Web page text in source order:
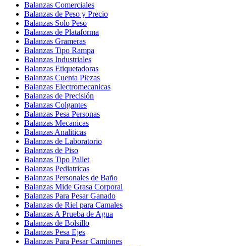
Balanzas Comerciales
Balanzas de Peso y Precio
Balanzas Solo Peso
Balanzas de Plataforma
Balanzas Grameras
Balanzas Tipo Rampa
Balanzas Industriales
Balanzas Etiquetadoras
Balanzas Cuenta Piezas
Balanzas Electromecanicas
Balanzas de Precisión
Balanzas Colgantes
Balanzas Pesa Personas
Balanzas Mecanicas
Balanzas Analiticas
Balanzas de Laboratorio
Balanzas de Piso
Balanzas Tipo Pallet
Balanzas Pediatricas
Balanzas Personales de Baño
Balanzas Mide Grasa Corporal
Balanzas Para Pesar Ganado
Balanzas de Riel para Camales
Balanzas A Prueba de Agua
Balanzas de Bolsillo
Balanzas Pesa Ejes
Balanzas Para Pesar Camiones